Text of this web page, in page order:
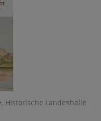
Historische Landeshalle